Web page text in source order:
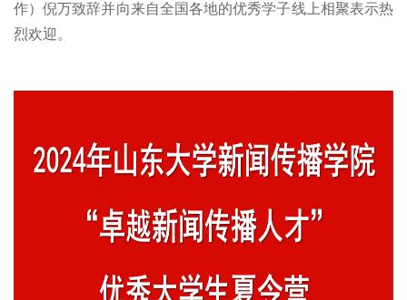
作）倪万致辞并向来自全国各地的优秀学子线上相聚表示热
烈欢迎。